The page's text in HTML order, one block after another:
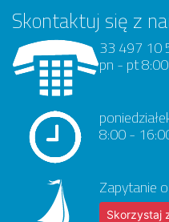
Skontaktuj się z
33 497 10
pn - pt
8:00 -
Zapytanie
Skorzystaj